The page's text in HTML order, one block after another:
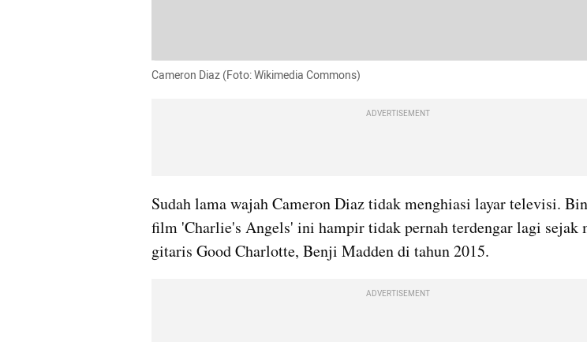
Cameron Diaz (Foto: Wikimedia Commons)
ADVERTISEMENT
Sudah lama wajah Cameron Diaz tidak menghiasi layar televisi.
film 'Charlie's Angels' ini hampir tidak pernah terdengar lagi sejak
gitaris Good Charlotte, Benji Madden di tahun 2015.
ADVERTISEMENT